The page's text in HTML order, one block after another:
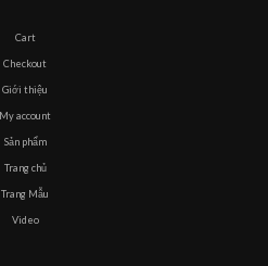
Cart
Checkout
Giới thiệu
My account
Sản phẩm
Trang chủ
Trang Mẫu
Video